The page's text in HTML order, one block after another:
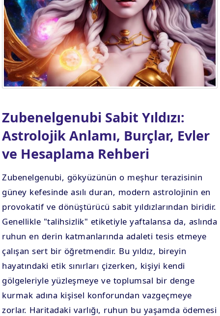
EV4. EV
EV
10. EV
Zubenelgenubi Sabit Yıldızı:
Astrolojik Anlamı, Burçlar, Evler
ve Hesaplama Rehberi
Zubenelgenubi, gökyüzünün o meşhur terazisinin
güney kefesinde asılı duran, modern astrolojinin en
provokatif ve dönüştürücü sabit yıldızlarından biridir.
Genellikle "talihsizlik" etiketiyle yaftalansa da, aslında
ruhun en derin katmanlarında adaleti tesis etmeye
çalışan sert bir öğretmendir. Bu yıldız, bireyin
hayatındaki etik sınırları çizerken, kişiyi kendi
gölgeleriyle yüzleşmeye ve toplumsal bir denge
kurmak adına kişisel konforundan vazgeçmeye
zorlar. Haritadaki varlığı, ruhun bu yaşamda ödemesi